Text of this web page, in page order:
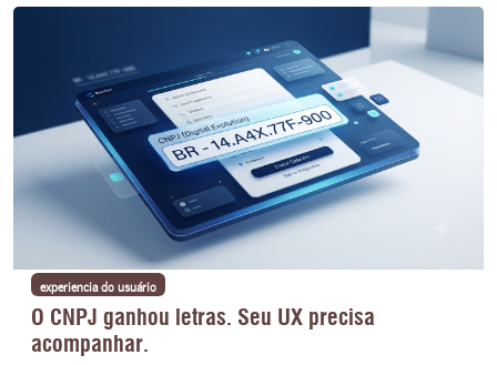
experiencia do usuário
O CNPJ ganhou letras. Seu UX precisa
acompanhar.